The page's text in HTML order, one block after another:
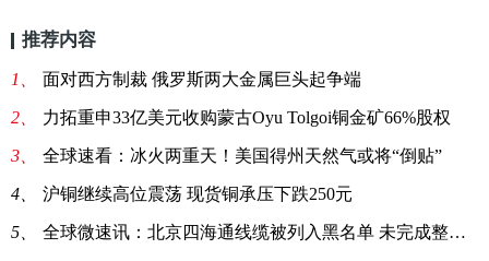
推荐内容
1、 面对西方制裁 俄罗斯两大金属巨头起争端
2、 力拓重申33亿美元收购蒙古Oyu Tolgoi铜金矿66%股权
3、 全球速看：冰火两重天！美国得州天然气或将“倒贴”
4、 沪铜继续高位震荡 现货铜承压下跌250元
5、 全球微速讯：北京四海通线缆被列入黑名单 未完成整改处理延期